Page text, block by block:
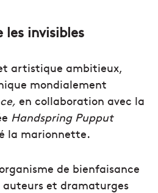
les invisibles
artistique ambitieux,
mondialement
en collaboration avec la
Handspring Pupput
la marionnette.
de bienfaisance
auteurs et dramaturges